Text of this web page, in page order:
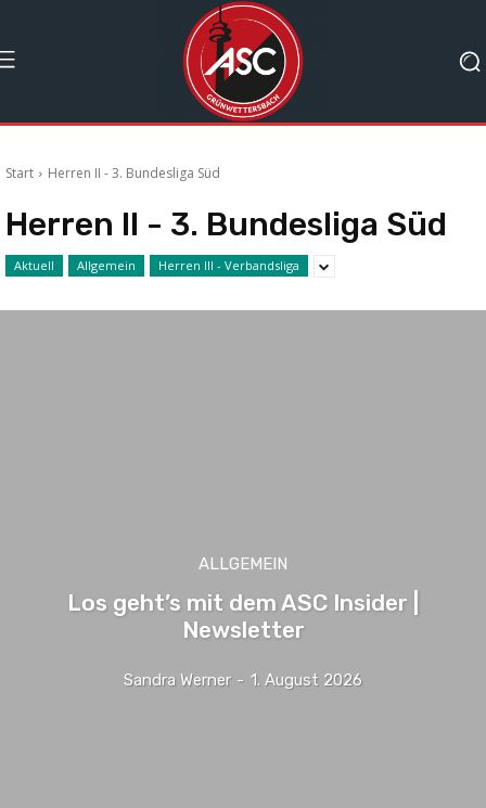
Start Herren II - 3. Bundesliga Süd
Herren II - 3. Bundesliga Süd
Aktuell Allgemein Herren III - Verbandsliga
ALLGEMEIN
Los geht’s mit dem ASC Insider |
Newsletter
Sandra Werner - 1. August 2026